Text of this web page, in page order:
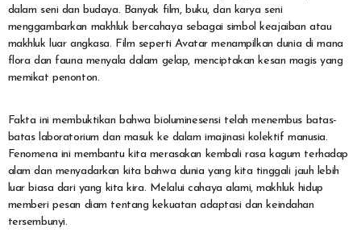
dalam seni dan budaya. Banyak film, buku, dan karya seni
menggambarkan makhluk bercahaya sebagai simbol keajaiban atau
makhluk luar angkasa. Film seperti Avatar menampilkan dunia di mana
flora dan fauna menyala dalam gelap, menciptakan kesan magis yang
memikat penonton.
Fakta ini membuktikan bahwa bioluminesensi telah menembus batas-
batas laboratorium dan masuk ke dalam imajinasi kolektif manusia.
Fenomena ini membantu kita merasakan kembali rasa kagum terhadap
alam dan menyadarkan kita bahwa dunia yang kita tinggali jauh lebih
luar biasa dari yang kita kira. Melalui cahaya alami, makhluk hidup
memberi pesan diam tentang kekuatan adaptasi dan keindahan
tersembunyi.